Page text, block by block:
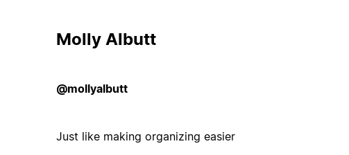
Molly Albutt
@mollyalbutt
Just like making organizing easier